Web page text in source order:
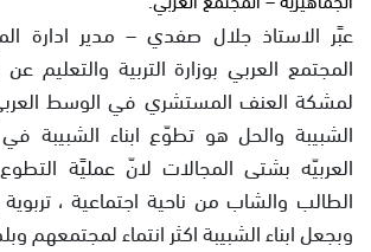
عبًر الاستاذ جلال صفدي – مدير ادارة
المجتمع العربي بوزارة التربية والتعليم
لمشكة العنف المستشري في الوسط
الشبيبة والحل هو تطوّع ابناء الشبيبة
العربيّه بشتى المجالات لانّ عمليًة
الطالب والشاب من ناحية اجتماعية ،
وبجعل ابناء الشبيبة اكثر انتماء لمجتمعهم